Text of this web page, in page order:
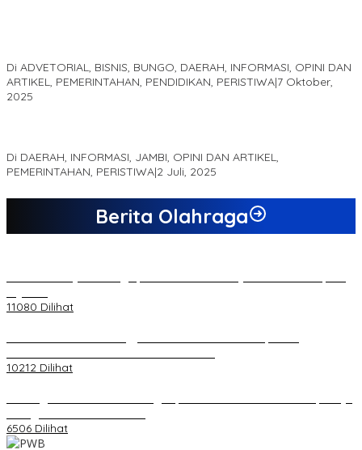
Di ADVETORIAL, BISNIS, BUNGO, DAERAH, INFORMASI, OPINI DAN
ARTIKEL, PEMERINTAHAN, PENDIDIKAN, PERISTIWA|7 Oktober,
2025
Di DAERAH, INFORMASI, JAMBI, OPINI DAN ARTIKEL,
PEMERINTAHAN, PERISTIWA|2 Juli, 2025
Berita Olahraga
11080 Dilihat
10212 Dilihat
6506 Dilihat